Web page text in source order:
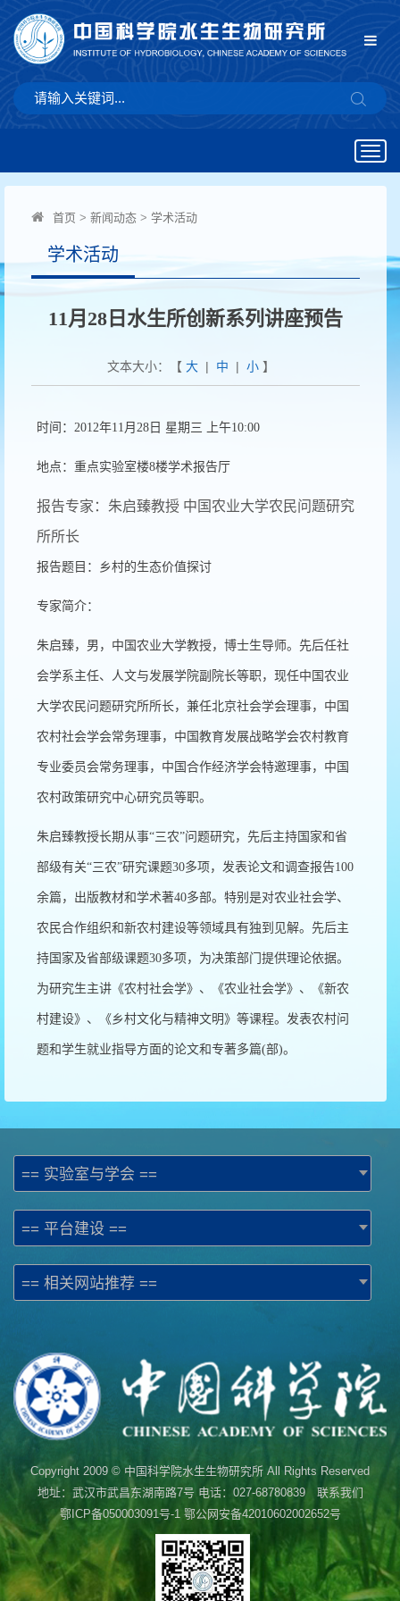
首页 > 新闻动态 > 学术活动
学术活动
11月28日水生所创新系列讲座预告
文本大小：【 大| 中 | 小】
时间：2012年11月28日 星期三 上午10:00
地点：重点实验室楼8楼学术报告厅
报告专家：朱启臻教授 中国农业大学农民问题研究
所所长
报告题目：乡村的生态价值探讨
专家简介：
朱启臻，男，中国农业大学教授，博士生导师。先后任社
会学系主任、人文与发展学院副院长等职，现任中国农业
大学农民问题研究所所长，兼任北京社会学会理事，中国
农村社会学会常务理事，中国教育发展战略学会农村教育
专业委员会常务理事，中国合作经济学会特邀理事，中国
农村政策研究中心研究员等职。
朱启臻教授长期从事“三农”问题研究，先后主持国家和省
部级有关“三农”研究课题30多项，发表论文和调查报告100
余篇，出版教材和学术著40多部。特别是对农业社会学、
农民合作组织和新农村建设等领域具有独到见解。先后主
持国家及省部级课题30多项，为决策部门提供理论依据。
为研究生主讲《农村社会学》、《农业社会学》、《新农
村建设》、《乡村文化与精神文明》等课程。发表农村问
题和学生就业指导方面的论文和专著多篇(部)。
== 实验室与学会 ==
== 平台建设 ==
== 相关网站推荐 ==
Copyright 2009 © 中国科学院水生生物研究所 All Rights Reserved
地址：武汉市武昌东湖南路7号 电话：027-68780839 联系我们
鄂ICP备050003091号-1鄂公网安备42010602002652号